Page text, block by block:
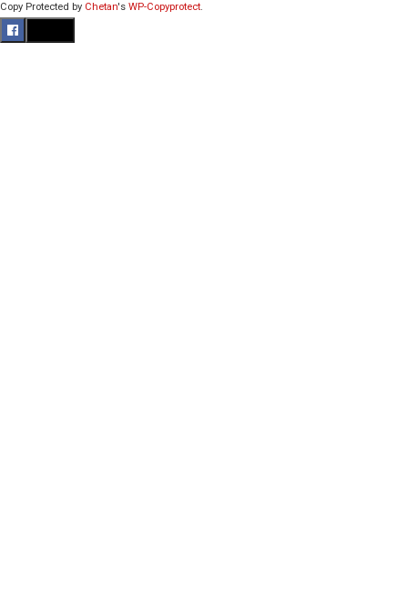
Copy Protected by Chetan's WP-Copyprotect.